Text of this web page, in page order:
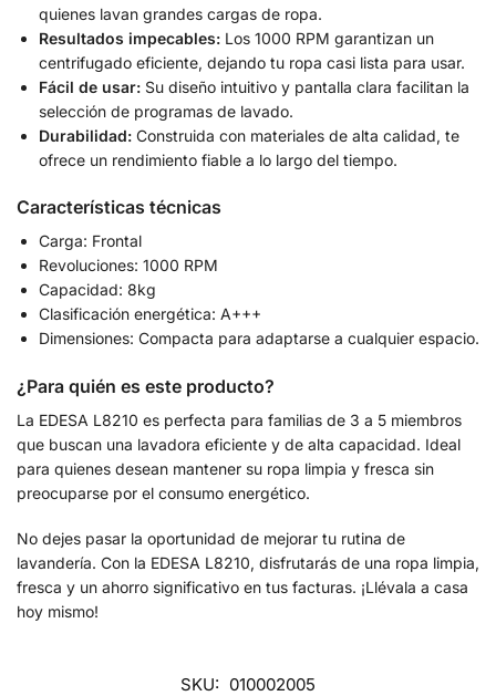
quienes lavan grandes cargas de ropa.
Resultados impecables: Los 1000 RPM garantizan un
centrifugado eficiente, dejando tu ropa casi lista para usar.
Fácil de usar: Su diseño intuitivo y pantalla clara facilitan la
selección de programas de lavado.
Durabilidad: Construida con materiales de alta calidad, te
ofrece un rendimiento fiable a lo largo del tiempo.
Características técnicas
Carga: Frontal
Revoluciones: 1000 RPM
Capacidad: 8kg
Clasificación energética: A+++
Dimensiones: Compacta para adaptarse a cualquier espacio.
¿Para quién es este producto?
La EDESA L8210 es perfecta para familias de 3 a 5 miembros
que buscan una lavadora eficiente y de alta capacidad. Ideal
para quienes desean mantener su ropa limpia y fresca sin
preocuparse por el consumo energético.
No dejes pasar la oportunidad de mejorar tu rutina de
lavandería. Con la EDESA L8210, disfrutarás de una ropa limpia,
fresca y un ahorro significativo en tus facturas. ¡Llévala a casa
hoy mismo!
SKU: 010002005